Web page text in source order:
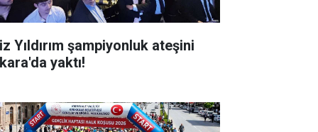
Yıldırım şampiyonluk ateşini
yaktı!